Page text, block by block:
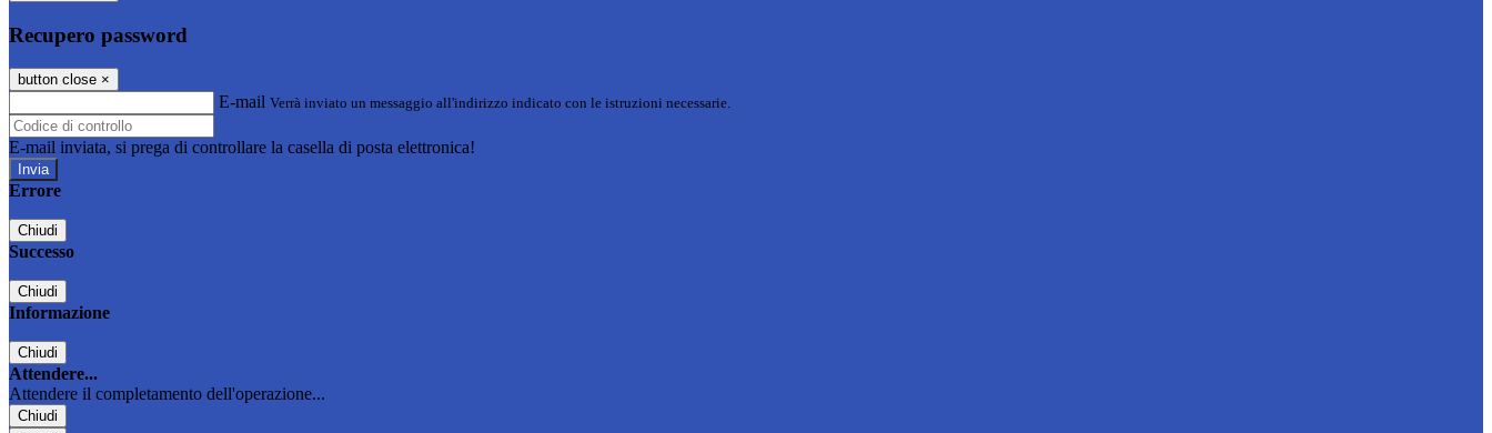
Recupero password
button close ×
E-mail Verrà inviato un messaggio all'indirizzo indicato con le istruzioni necessarie.
E-mail inviata, si prega di controllare la casella di posta elettronica!
Errore
Chiudi
Successo
Chiudi
Informazione
Chiudi
Attendere...
Attendere il completamento dell'operazione...
Chiudi